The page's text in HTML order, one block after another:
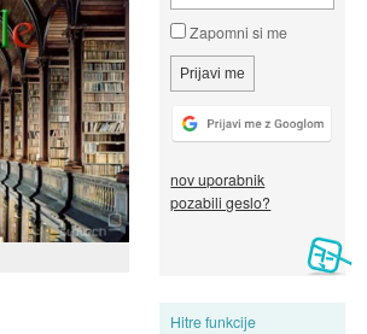
Zapomni si me
nov uporabnik
pozabili geslo?
Hitre funkcije